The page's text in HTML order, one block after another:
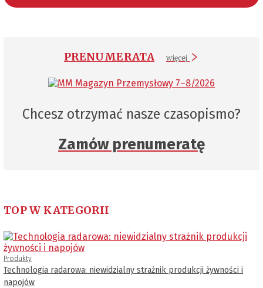
PRENUMERATA więcej
Chcesz otrzymać nasze czasopismo?
Zamów prenumeratę
TOP W KATEGORII
Produkty
Technologia radarowa: niewidzialny strażnik produkcji żywności i
napojów